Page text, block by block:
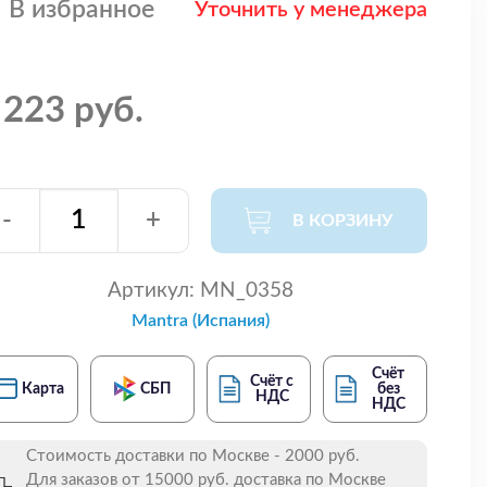
В избранное Уточнить у менеджера
руб.
- + В КОРЗИНУ
Артикул: MN_0358
Mantra (Испания)
Карта СБП
Счёт с
НДС
Счёт
без
НДС
Стоимость доставки по Москве - 2000 руб.
Для заказов от 15000 руб. доставка по Москве